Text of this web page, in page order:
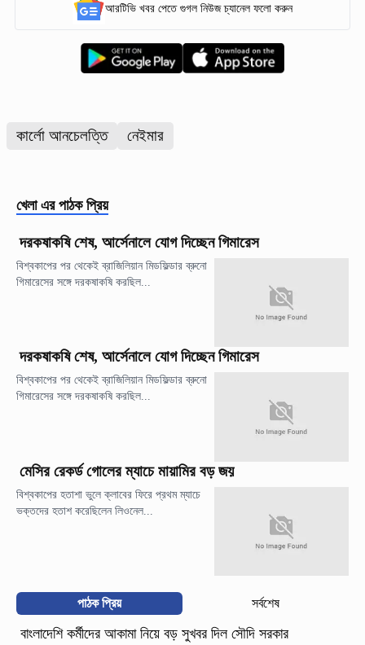
আরটিভি খবর পেতে গুগল নিউজ চ্যানেল ফলো করুন
কার্লো আনচেলত্তি নেইমার
খেলা এর পাঠক প্রিয়
দরকষাকষি শেষ, আর্সেনালে যোগ দিচ্ছেন গিমারেস
বিশ্বকাপের পর থেকেই ব্রাজিলিয়ান মিডফিল্ডার ব্রুনো
গিমারেসের সঙ্গে দরকষাকষি করছিল...
দরকষাকষি শেষ, আর্সেনালে যোগ দিচ্ছেন গিমারেস
বিশ্বকাপের পর থেকেই ব্রাজিলিয়ান মিডফিল্ডার ব্রুনো
গিমারেসের সঙ্গে দরকষাকষি করছিল...
মেসির রেকর্ড গোলের ম্যাচে মায়ামির বড় জয়
বিশ্বকাপের হতাশা ভুলে ক্লাবের ফিরে প্রথম ম্যাচে
ভক্তদের হতাশ করেছিলেন লিওনেল...
পাঠক প্রিয় সর্বশেষ
বাংলাদেশি কর্মীদের আকামা নিয়ে বড় সুখবর দিল সৌদি সরকার